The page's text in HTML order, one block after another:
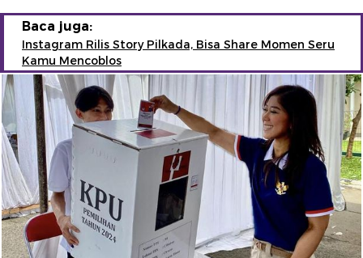
Baca juga:
Instagram Rilis Story Pilkada, Bisa Share Momen Seru
Kamu Mencoblos